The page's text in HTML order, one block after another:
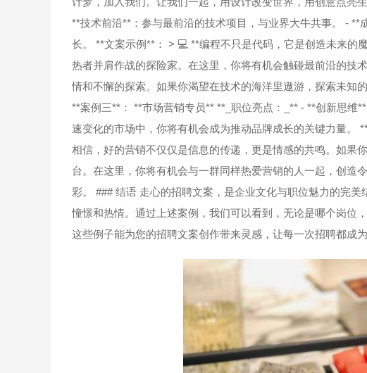
**技术前沿**：参与最前沿的技术项目，与业界大牛共事。 -
长。 **文案示例**： > 💻 **编程不只是代码，它是创造未来的
热者并肩作战的探险家。在这里，你将有机会触碰最前沿的技
情和不懈的探索。如果你渴望在技术的海洋里遨游，探索未知
**案例三**： **市场营销专员** **_职位亮点：_** - **创新思维
速变化的市场中，你将有机会成为推动品牌成长的关键力量。
相信，好的营销不仅仅是信息的传递，更是情感的共鸣。如果
台。在这里，你将有机会与一群同样热爱营销的人一起，创造
彩。 ### 结语 走心的招聘文案，是企业文化与职位魅力的完
憧憬和热情。通过上述案例，我们可以看到，无论是哪个岗位
这些例子能为您的招聘文案创作带来灵感，让每一次招聘都成为